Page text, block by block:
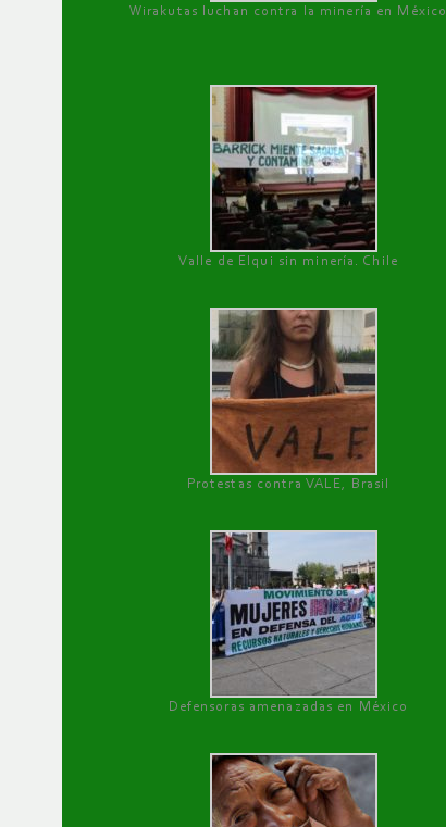
Wirakutas luchan contra la minería en México
Valle de Elqui sin minería. Chile
Protestas contra VALE, Brasil
Defensoras amenazadas en México